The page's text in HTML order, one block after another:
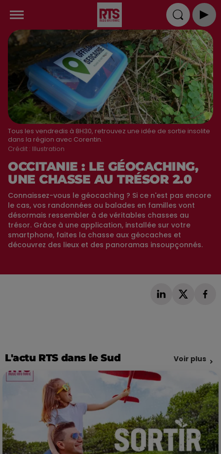
Tous les vendredis à 8H30, retrouvez une idée de sortie insolite
dans la région avec Corentin.
Crédit : Illustration
OCCITANIE : LE GÉOCACHING,
UNE CHASSE AU TRÉSOR 2.0
Connaissez-vous le géocaching ? Si ce n'est pas encore
le cas, vos randonnées ou balades en familles vont
désormais ressembler à de véritables chasses au
trésor. Grâce à une application, installée sur votre
smartphone, faites la chasse aux géocaches et
découvrez des lieux et des panoramas insoupçonnés.
L'actu RTS dans le Sud Voir plus